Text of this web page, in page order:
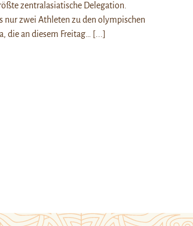
zentralasiatische Delegation.
nur zwei Athleten zu den olympischen
die an diesem Freitag…
[...]